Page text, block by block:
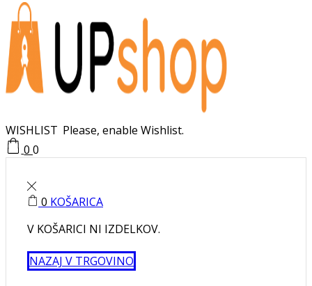
WISHLIST Please, enable Wishlist.
00
0 KOŠARICA
V KOŠARICI NI IZDELKOV.
NAZAJ V TRGOVINO